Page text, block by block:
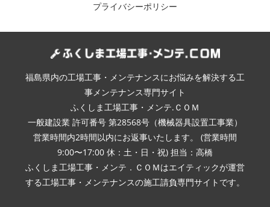
プライバシーポリシー
福島県内の工場工事・メンテナンスにお悩みを解決する工
事メンテナンス専門サイト
ふくしま工場工事・メンテ.ＣＯＭ
一般建設業 許可番号 第28568号（機械器具設置工事業）
営業時間内2時間以内にお返事いたします。 (営業時間
9:00〜17:00 休：土・日・祝) 担当：高橋
ふくしま工場工事・メンテ．ＣＯＭはエイティックが運営
する工場工事・メンテナンスの施工請負専門サイトです。